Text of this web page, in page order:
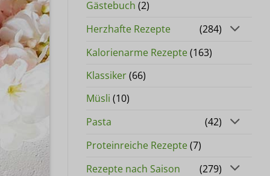
Gästebuch (2)
Herzhafte Rezepte
(284)
Kalorienarme Rezepte(163)
Klassiker(66)
Müsli (10)
Pasta
(42)
Proteinreiche Rezepte(7)
Rezepte nach Saison
(279)